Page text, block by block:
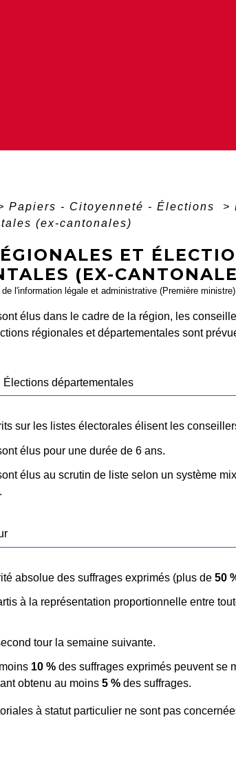
Papiers - Citoyenneté - Élections >
(ex-cantonales)
ET
(EX-
l'information légale et administrative (Première
élus dans le cadre de la région, les
régionales et départementales sont
Élections départementales
sur les listes électorales élisent les
élus pour une durée de 6 ans.
élus au scrutin de liste selon un système
absolue des suffrages exprimés (plus de 50
à la représentation proportionnelle entre
tour la semaine suivante.
10 %des suffrages exprimés peuvent se
obtenu au moins 5 %des suffrages.
à statut particulier ne sont pas